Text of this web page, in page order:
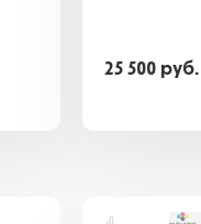
25 500 руб.